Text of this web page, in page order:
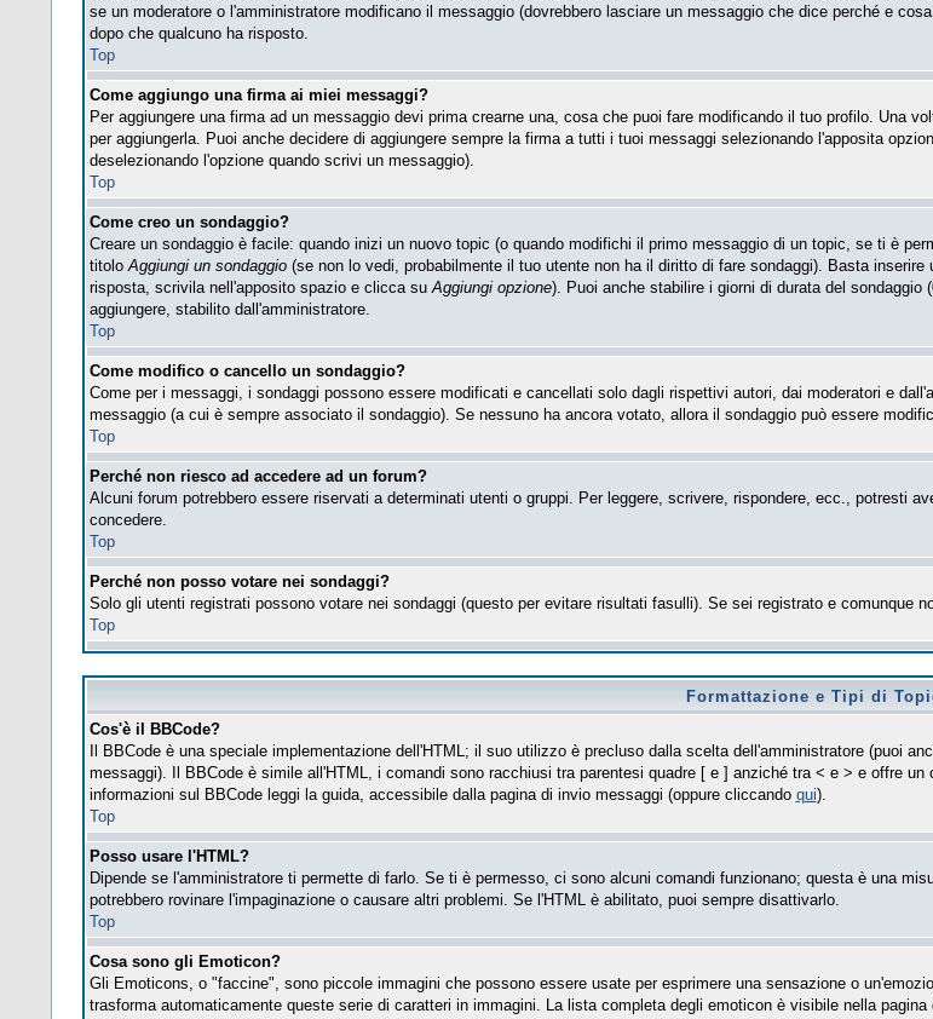
se un moderatore o l'amministratore modificano il messaggio (dovrebbero lasciare un messaggio che dice perché e
dopo che qualcuno ha risposto.
Top
Come aggiungo una firma ai miei messaggi?
Per aggiungere una firma ad un messaggio devi prima crearne una, cosa che puoi fare modificando il tuo profilo. Una
per aggiungerla. Puoi anche decidere di aggiungere sempre la firma a tutti i tuoi messaggi selezionando l'apposita
deselezionando l'opzione quando scrivi un messaggio).
Top
Come creo un sondaggio?
Creare un sondaggio è facile: quando inizi un nuovo topic (o quando modifichi il primo messaggio di un topic, se ti è
titoloAggiungi un sondaggio(se non lo vedi, probabilmente il tuo utente non ha il diritto di fare sondaggi). Basta
risposta, scrivila nell'apposito spazio e clicca suAggiungi opzione). Puoi anche stabilire i giorni di durata del
aggiungere, stabilito dall'amministratore.
Top
Come modifico o cancello un sondaggio?
Come per i messaggi, i sondaggi possono essere modificati e cancellati solo dagli rispettivi autori, dai moderatori e
messaggio (a cui è sempre associato il sondaggio). Se nessuno ha ancora votato, allora il sondaggio può essere
Top
Perché non riesco ad accedere ad un forum?
Alcuni forum potrebbero essere riservati a determinati utenti o gruppi. Per leggere, scrivere, rispondere, ecc., potresti
concedere.
Top
Perché non posso votare nei sondaggi?
Solo gli utenti registrati possono votare nei sondaggi (questo per evitare risultati fasulli). Se sei registrato e comunque
Top
Formattazione e Tipi di
Cos'è il BBCode?
Il BBCode è una speciale implementazione dell'HTML; il suo utilizzo è precluso dalla scelta dell'amministratore (puoi
messaggi). Il BBCode è simile all'HTML, i comandi sono racchiusi tra parentesi quadre [ e ] anziché tra < e > e offre
informazioni sul BBCode leggi la guida, accessibile dalla pagina di invio messaggi (oppure cliccando qui).
Top
Posso usare l'HTML?
Dipende se l'amministratore ti permette di farlo. Se ti è permesso, ci sono alcuni comandi funzionano; questa è una
potrebbero rovinare l'impaginazione o causare altri problemi. Se l'HTML è abilitato, puoi sempre disattivarlo.
Top
Cosa sono gli Emoticon?
Gli Emoticons, o "faccine", sono piccole immagini che possono essere usate per esprimere una sensazione o
trasforma automaticamente queste serie di caratteri in immagini. La lista completa degli emoticon è visibile nella